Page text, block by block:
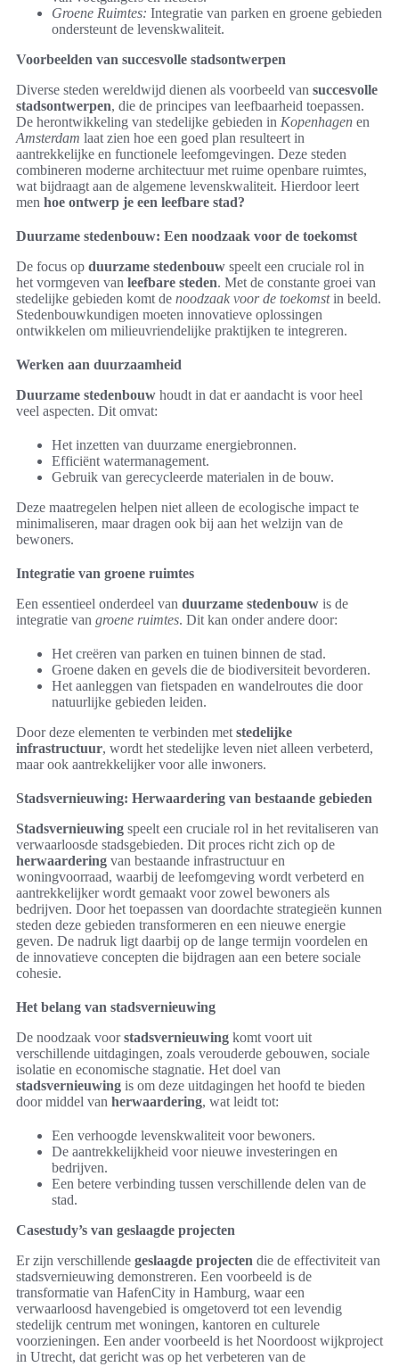
Groene Ruimtes: Integratie van parken en groene gebieden
ondersteunt de levenskwaliteit.
Voorbeelden van succesvolle stadsontwerpen
Diverse steden wereldwijd dienen als voorbeeld van succesvolle
stadsontwerpen, die de principes van leefbaarheid toepassen.
De herontwikkeling van stedelijke gebieden in Kopenhagen en
Amsterdam laat zien hoe een goed plan resulteert in
aantrekkelijke en functionele leefomgevingen. Deze steden
combineren moderne architectuur met ruime openbare ruimtes,
wat bijdraagt aan de algemene levenskwaliteit. Hierdoor leert
men hoe ontwerp je een leefbare stad?
Duurzame stedenbouw: Een noodzaak voor de toekomst
De focus op duurzame stedenbouw speelt een cruciale rol in
het vormgeven van leefbare steden. Met de constante groei van
stedelijke gebieden komt de noodzaak voor de toekomstin beeld.
Stedenbouwkundigen moeten innovatieve oplossingen
ontwikkelen om milieuvriendelijke praktijken te integreren.
Werken aan duurzaamheid
Duurzame stedenbouw houdt in dat er aandacht is voor heel
veel aspecten. Dit omvat:
Het inzetten van duurzame energiebronnen.
Efficiënt watermanagement.
Gebruik van gerecycleerde materialen in de bouw.
Deze maatregelen helpen niet alleen de ecologische impact te
minimaliseren, maar dragen ook bij aan het welzijn van de
bewoners.
Integratie van groene ruimtes
Een essentieel onderdeel van duurzame stedenbouw is de
integratie van groene ruimtes. Dit kan onder andere door:
Het creëren van parken en tuinen binnen de stad.
Groene daken en gevels die de biodiversiteit bevorderen.
Het aanleggen van fietspaden en wandelroutes die door
natuurlijke gebieden leiden.
Door deze elementen te verbinden met stedelijke
infrastructuur, wordt het stedelijke leven niet alleen verbeterd,
maar ook aantrekkelijker voor alle inwoners.
Stadsvernieuwing: Herwaardering van bestaande gebieden
Stadsvernieuwing speelt een cruciale rol in het revitaliseren van
verwaarloosde stadsgebieden. Dit proces richt zich op de
herwaardering van bestaande infrastructuur en
woningvoorraad, waarbij de leefomgeving wordt verbeterd en
aantrekkelijker wordt gemaakt voor zowel bewoners als
bedrijven. Door het toepassen van doordachte strategieën kunnen
steden deze gebieden transformeren en een nieuwe energie
geven. De nadruk ligt daarbij op de lange termijn voordelen en
de innovatieve concepten die bijdragen aan een betere sociale
cohesie.
Het belang van stadsvernieuwing
De noodzaak voorstadsvernieuwing komt voort uit
verschillende uitdagingen, zoals verouderde gebouwen, sociale
isolatie en economische stagnatie. Het doel van
stadsvernieuwing is om deze uitdagingen het hoofd te bieden
door middel van herwaardering, wat leidt tot:
Een verhoogde levenskwaliteit voor bewoners.
De aantrekkelijkheid voor nieuwe investeringen en
bedrijven.
Een betere verbinding tussen verschillende delen van de
stad.
Casestudy’s van geslaagde projecten
Er zijn verschillende geslaagde projecten die de effectiviteit van
stadsvernieuwing demonstreren. Een voorbeeld is de
transformatie van HafenCity in Hamburg, waar een
verwaarloosd havengebied is omgetoverd tot een levendig
stedelijk centrum met woningen, kantoren en culturele
voorzieningen. Een ander voorbeeld is het Noordoost wijkproject
in Utrecht, dat gericht was op het verbeteren van de